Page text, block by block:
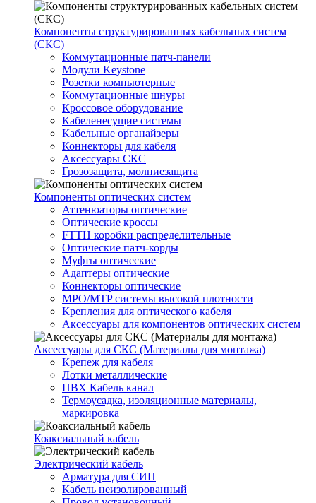
Компоненты структурированных кабельных систем
(СКС)
Коммутационные патч-панели
Модули Keystone
Розетки компьютерные
Коммутационные шнуры
Кроссовое оборудование
Кабеленесущие системы
Кабельные органайзеры
Коннекторы для кабеля
Аксессуары СКС
Грозозащита, молниезащита
Компоненты оптических систем
Аттенюаторы оптические
Оптические кроссы
FTTH коробки распределительные
Оптические патч-корды
Муфты оптические
Адаптеры оптические
Коннекторы оптические
MPO/MTP системы высокой плотности
Крепления для оптического кабеля
Аксессуары для компонентов оптических систем
Аксессуары для СКС (Материалы для монтажа)
Крепеж для кабеля
Лотки металлические
ПВХ Кабель канал
Термоусадка, изоляционные материалы,
маркировка
Коаксиальный кабель
Электрический кабель
Арматура для СИП
Кабель неизолированный